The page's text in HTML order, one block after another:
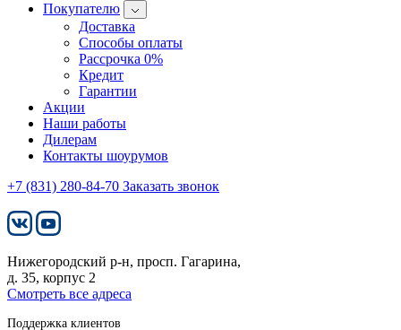
Покупателю
Доставка
Способы оплаты
Рассрочка 0%
Кредит
Гарантии
Акции
Наши работы
Дилерам
Контакты шоурумов
+7 (831) 280-84-70 Заказать звонок
Нижегородский р-н, просп. Гагарина,
д. 35, корпус 2
Смотреть все адреса
Поддержка клиентов